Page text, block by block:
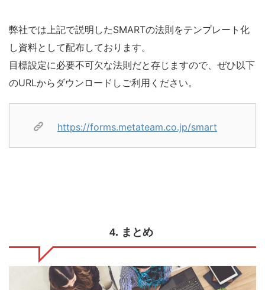
弊社では上記で説明したSMARTの法則をテンプレート化
し資料として配布しております。
目標設定に必要不可欠な法則だと存じますので、ぜひ以下
のURLからダウンロードしご利用ください。
https://forms.metateam.co.jp/smart
4. まとめ